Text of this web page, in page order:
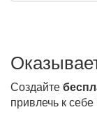
Создайте
привлечь к